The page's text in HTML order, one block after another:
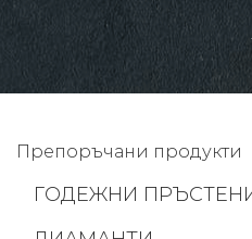
Препоръчани продукти
ГОДЕЖНИ